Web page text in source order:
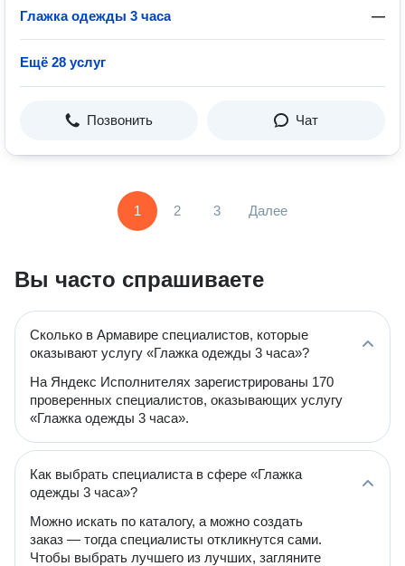
Глажка одежды 3 часа —
Ещё 28 услуг
Позвонить Чат
1 2 3 Далее
Вы часто спрашиваете
Сколько в Армавире специалистов, которые
оказывают услугу «Глажка одежды 3 часа»?
На Яндекс Исполнителях зарегистрированы 170
проверенных специалистов, оказывающих услугу
«Глажка одежды 3 часа».
Как выбрать специалиста в сфере «Глажка
одежды 3 часа»?
Можно искать по каталогу, а можно создать
заказ — тогда специалисты откликнутся сами.
Чтобы выбрать лучшего из лучших, загляните